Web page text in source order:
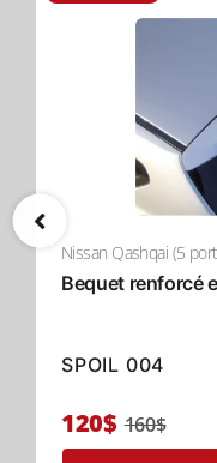
Nissan Qashqai (5
Bequet renforcé
SPOIL 004
120$ 160$